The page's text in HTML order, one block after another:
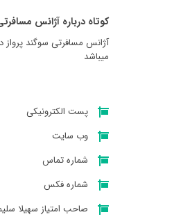
کوتاه درباره آژانس
آژانس مسافرتی سوگند پرواز
میباشد
پست الکترونیکی
وب سایت
شماره تماس
شماره فکس
صاحب امتیاز سهیلا